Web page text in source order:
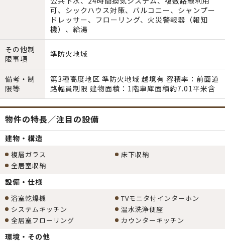
可、シックハウス対策、バルコニー、シャンプー
ドレッサー、フローリング、火災警報器（報知
機）、給湯
その他制
限事項
準防火地域
備考・制
限等
第3種高度地区 準防火地域 越境有 容積率：前面道
路幅員制限 建物面積：1階車庫面積約7.01平米含
物件の特長／注目の設備
建物・構造
複層ガラス
床下収納
全居室収納
設備・仕様
浴室乾燥機
TVモニタ付インターホン
システムキッチン
温水洗浄便座
全居室フローリング
カウンターキッチン
環境・その他